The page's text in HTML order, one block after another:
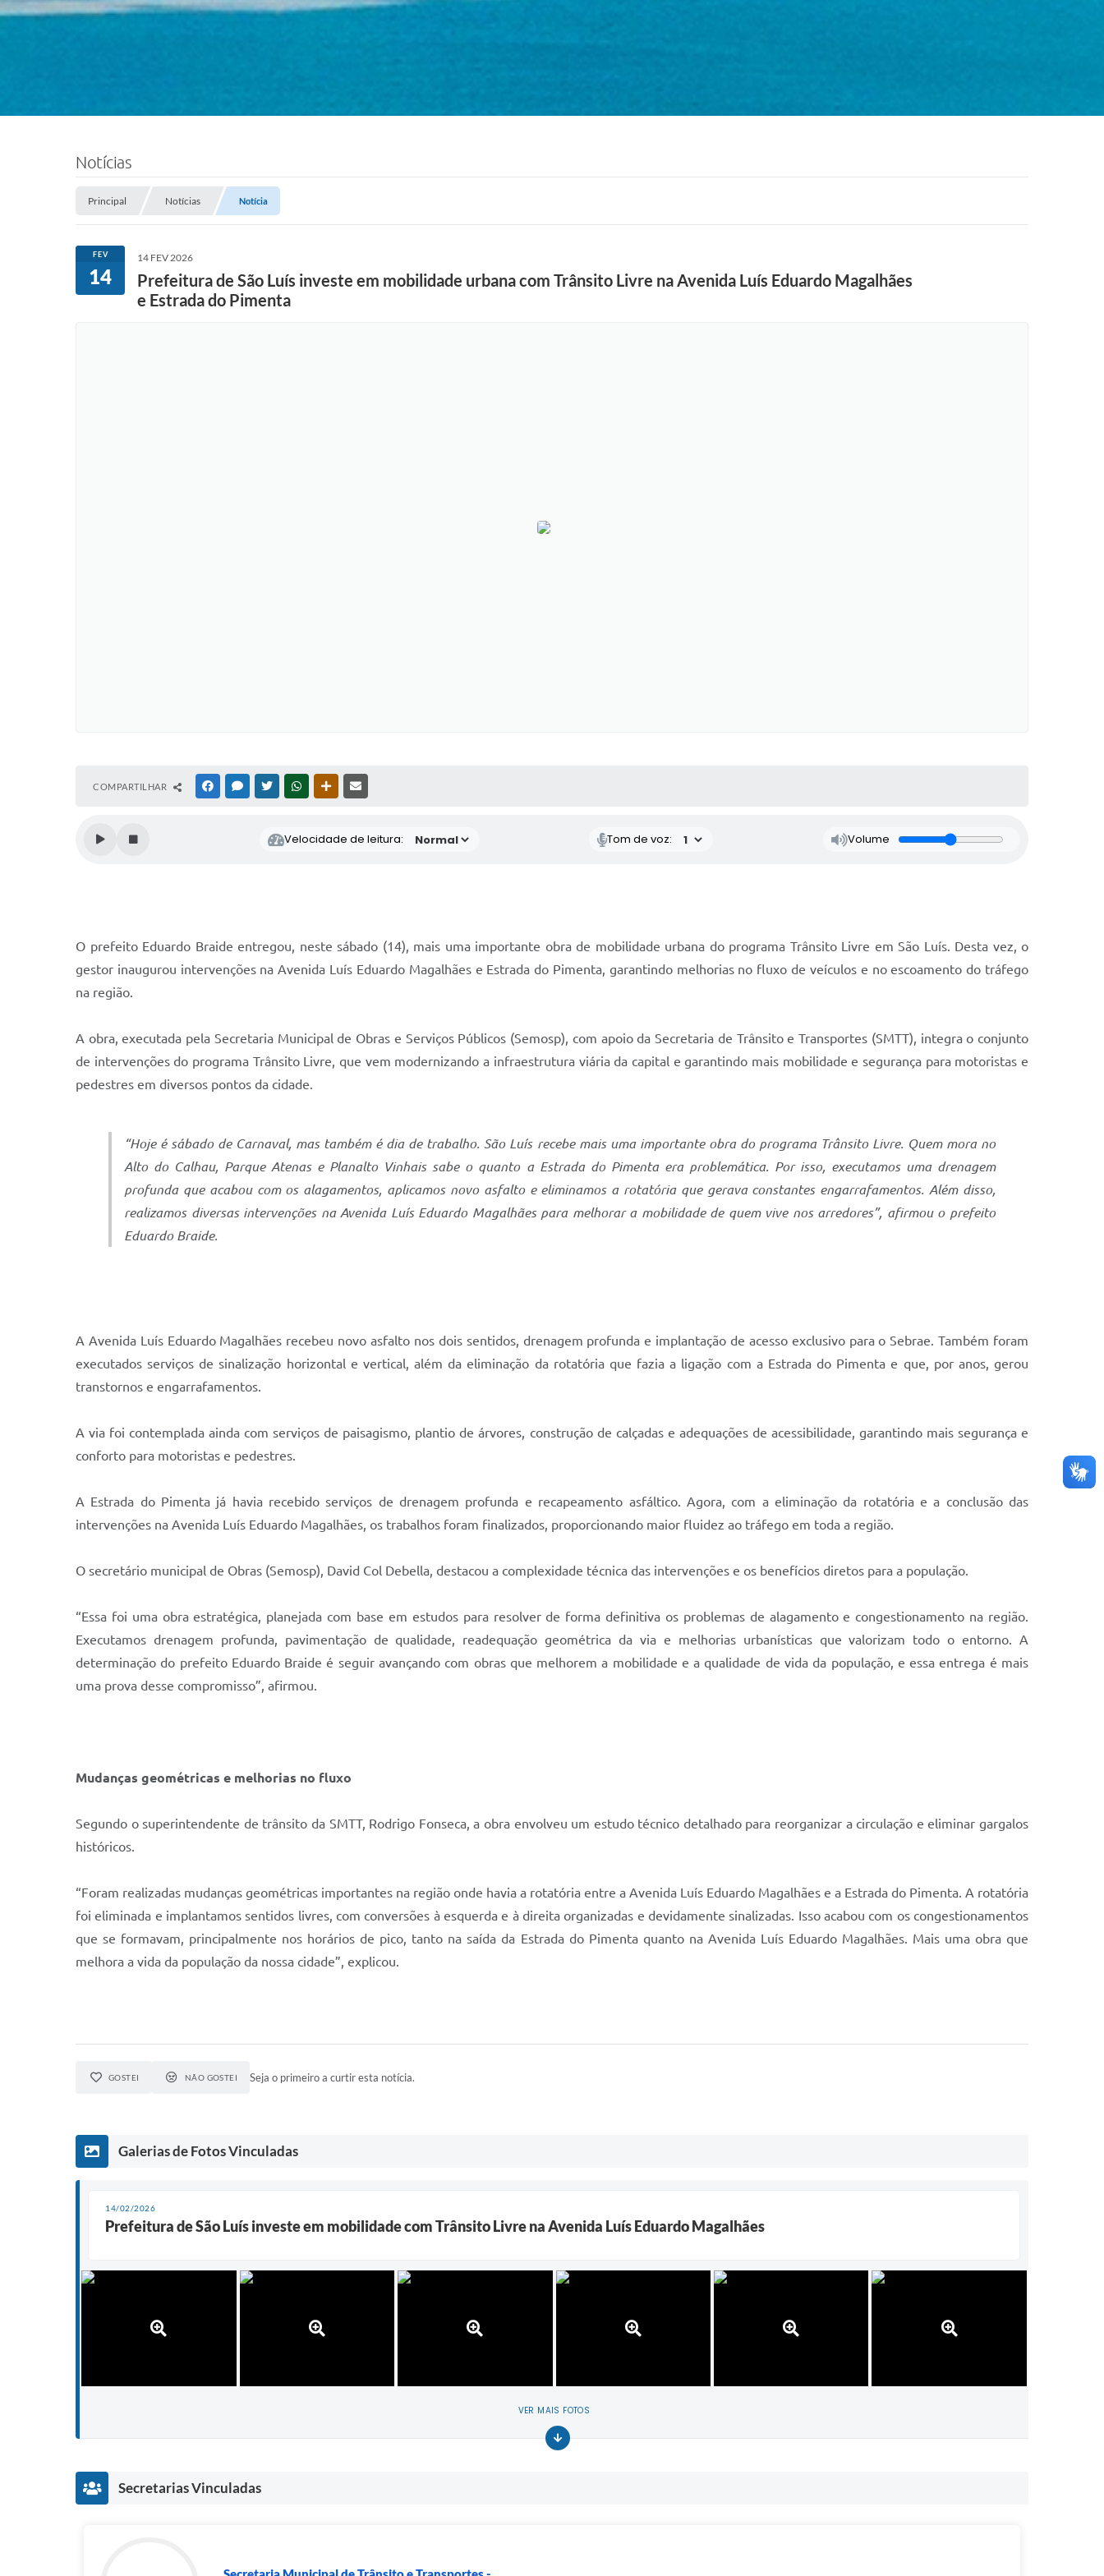
Notícias
Principal Notícias Notícia
FEV
14
14 FEV 2026
Prefeitura de São Luís investe em mobilidade urbana com Trânsito Livre na Avenida Luís Eduardo Magalhães
e Estrada do Pimenta
COMPARTILHAR FACEBOOKMESSENGER
TWITTERWHATSAPPOUTRAS MÍDIAS
Velocidade de leitura: Tom de voz: Volume
O prefeito Eduardo Braide entregou, neste sábado (14), mais uma importante obra de mobilidade urbana do programa Trânsito Livre em São Luís. Desta vez, o
gestor inaugurou intervenções na Avenida Luís Eduardo Magalhães e Estrada do Pimenta, garantindo melhorias no fluxo de veículos e no escoamento do tráfego
na região.
A obra, executada pela Secretaria Municipal de Obras e Serviços Públicos (Semosp), com apoio da Secretaria de Trânsito e Transportes (SMTT), integra o conjunto
de intervenções do programa Trânsito Livre, que vem modernizando a infraestrutura viária da capital e garantindo mais mobilidade e segurança para motoristas e
pedestres em diversos pontos da cidade.
“Hoje é sábado de Carnaval, mas também é dia de trabalho. São Luís recebe mais uma importante obra do programa Trânsito Livre. Quem mora no
Alto do Calhau, Parque Atenas e Planalto Vinhais sabe o quanto a Estrada do Pimenta era problemática. Por isso, executamos uma drenagem
profunda que acabou com os alagamentos, aplicamos novo asfalto e eliminamos a rotatória que gerava constantes engarrafamentos. Além disso,
realizamos diversas intervenções na Avenida Luís Eduardo Magalhães para melhorar a mobilidade de quem vive nos arredores”, afirmou o prefeito
Eduardo Braide.
A Avenida Luís Eduardo Magalhães recebeu novo asfalto nos dois sentidos, drenagem profunda e implantação de acesso exclusivo para o Sebrae. Também foram
executados serviços de sinalização horizontal e vertical, além da eliminação da rotatória que fazia a ligação com a Estrada do Pimenta e que, por anos, gerou
transtornos e engarrafamentos.
A via foi contemplada ainda com serviços de paisagismo, plantio de árvores, construção de calçadas e adequações de acessibilidade, garantindo mais segurança e
conforto para motoristas e pedestres.
A Estrada do Pimenta já havia recebido serviços de drenagem profunda e recapeamento asfáltico. Agora, com a eliminação da rotatória e a conclusão das
intervenções na Avenida Luís Eduardo Magalhães, os trabalhos foram finalizados, proporcionando maior fluidez ao tráfego em toda a região.
O secretário municipal de Obras (Semosp), David Col Debella, destacou a complexidade técnica das intervenções e os benefícios diretos para a população.
“Essa foi uma obra estratégica, planejada com base em estudos para resolver de forma definitiva os problemas de alagamento e congestionamento na região.
Executamos drenagem profunda, pavimentação de qualidade, readequação geométrica da via e melhorias urbanísticas que valorizam todo o entorno. A
determinação do prefeito Eduardo Braide é seguir avançando com obras que melhorem a mobilidade e a qualidade de vida da população, e essa entrega é mais
uma prova desse compromisso”, afirmou.
Mudanças geométricas e melhorias no fluxo
Segundo o superintendente de trânsito da SMTT, Rodrigo Fonseca, a obra envolveu um estudo técnico detalhado para reorganizar a circulação e eliminar gargalos
históricos.
“Foram realizadas mudanças geométricas importantes na região onde havia a rotatória entre a Avenida Luís Eduardo Magalhães e a Estrada do Pimenta. A rotatória
foi eliminada e implantamos sentidos livres, com conversões à esquerda e à direita organizadas e devidamente sinalizadas. Isso acabou com os congestionamentos
que se formavam, principalmente nos horários de pico, tanto na saída da Estrada do Pimenta quanto na Avenida Luís Eduardo Magalhães. Mais uma obra que
melhora a vida da população da nossa cidade”, explicou.
GOSTEI NÃO GOSTEI Seja o primeiro a curtir esta notícia.
Galerias de Fotos Vinculadas
14/02/2026
Prefeitura de São Luís investe em mobilidade com Trânsito Livre na Avenida Luís Eduardo Magalhães
VER MAIS FOTOS
Secretarias Vinculadas